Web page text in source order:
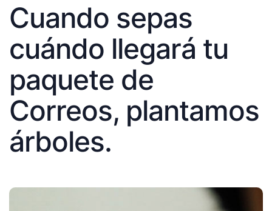
Cuando sepas
cuándo llegará tu
paquete de
Correos, plantamos
árboles.